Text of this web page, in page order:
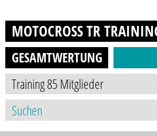
MOTOCROSS TR
GESAMTWERTUNG